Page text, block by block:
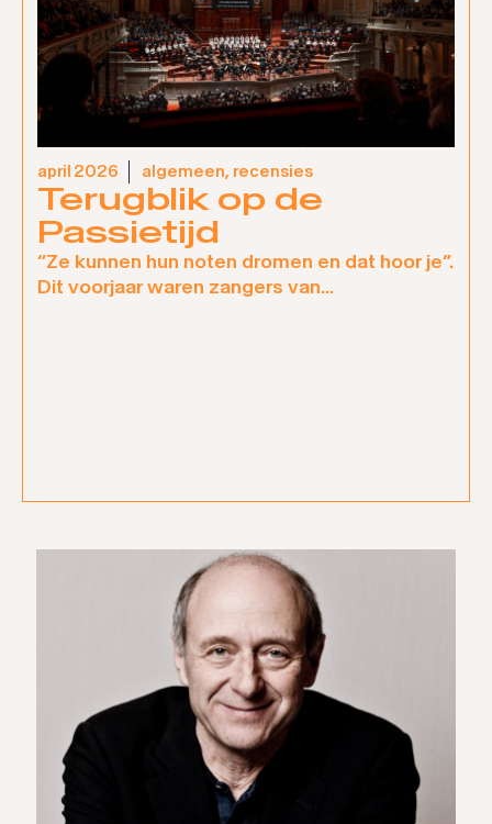
april 2026 algemeen, recensies
Terugblik op de
Passietijd
“Ze kunnen hun noten dromen en dat hoor je”.
Dit voorjaar waren zangers van...